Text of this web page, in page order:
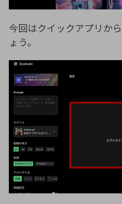
今回はクイックアプリか
ょう。